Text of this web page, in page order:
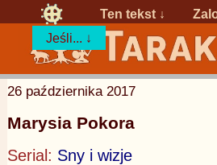
Ten tekst ↓
Jeśli... ↓
26 października 2017
Marysia Pokora
Serial: Sny i wizje